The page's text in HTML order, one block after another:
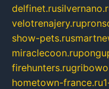
delfinet.ru
velotrenajery.ru
show-pets.ru
miraclecoon.ru
firehunters.ru
hometown-france.ru